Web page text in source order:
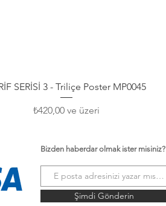
Hızlı Bakış
SERİSİ 3 - Triliçe Poster MP0045
₺420,00 ve üzeri
İndirimli Fiyat
Bizden haberdar olmak ister misiniz?
Şimdi Gönderin